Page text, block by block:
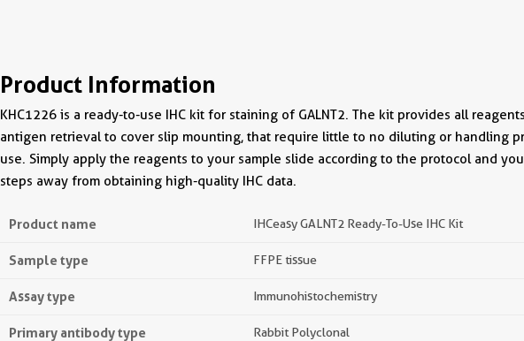
Product Information
KHC1226 is a ready-to-use IHC kit for staining of GALNT2. The kit provides all
antigen retrieval to cover slip mounting, that require little to no diluting or handling
use. Simply apply the reagents to your sample slide according to the protocol and
steps away from obtaining high-quality IHC data.
Product name IHCeasy GALNT2 Ready-To-Use IHC Kit
Sample type FFPE tissue
Assay type Immunohistochemistry
Primary antibody type Rabbit Polyclonal